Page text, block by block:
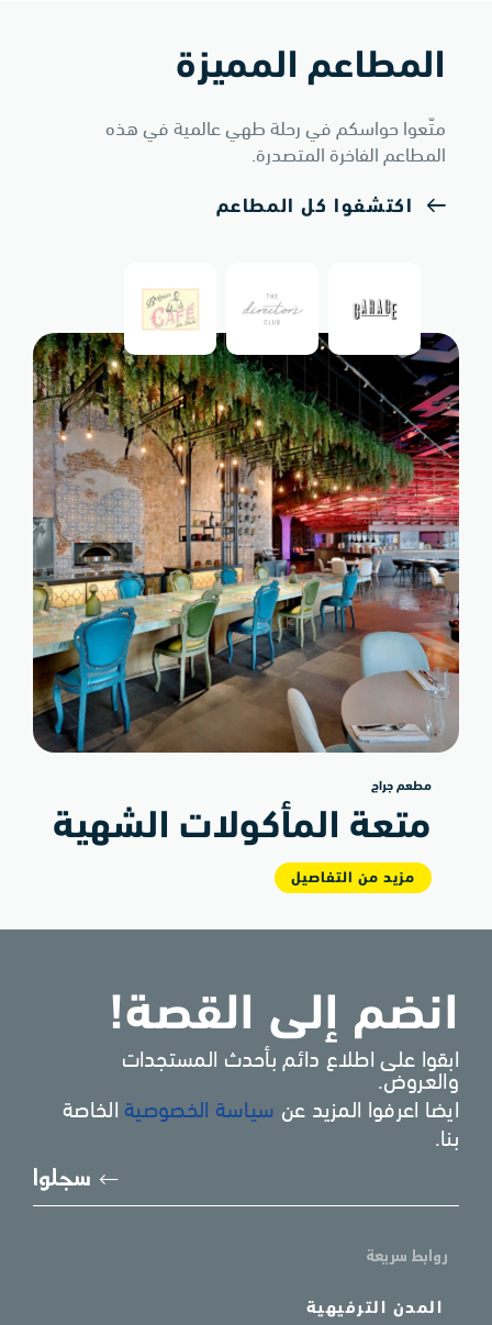
المطاعم المميزة
متّعوا حواسكم في رحلة طهي عالمية في هذه
المطاعم الفاخرة المتصدرة.
اكتشفوا كل المطاعم
مطعم جراج
متعة المأكولات الشهية
مزيد من التفاصيل
انضم إلى القصة!
ابقوا على اطلاع دائم بأحدث المستجدات
والعروض.
ايضا اعرفوا المزيد عن سياسة الخصوصية الخاصة
بنا.
سجلوا
روابط سريعة
المدن الترفيهية